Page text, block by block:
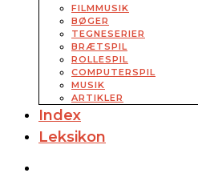
FILMMUSIK
BØGER
TEGNESERIER
BRÆTSPIL
ROLLESPIL
COMPUTERSPIL
MUSIK
ARTIKLER
Index
Leksikon